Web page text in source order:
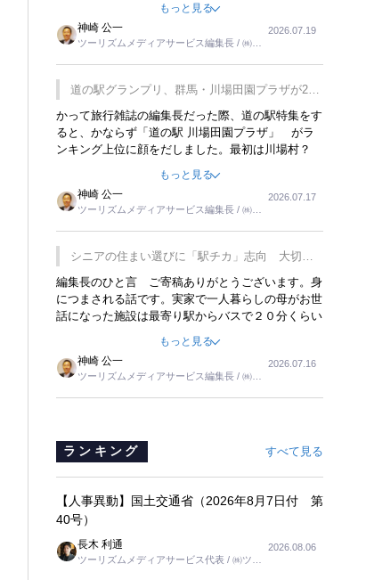
るなんてことは、冗談でもいえません。そんな中
で、この企画展はタイムリーですね。
もっと見る
神崎 公一
ツーリズムメディアサービス編集長 / ㈱ツ
2026.07.19
道の駅グランプリ、群馬・川場田園プラザが2連
覇
かって旅行雑誌の編集長だった際、道の駅特集をす
ると、かならず「道の駅 川場田園プラザ」 がラ
ンキング上位に顔をだしました。最初は川場村？
れ永井 彰一社長にインタビューしたら、興味深い
話が次々が飛び出しました。プレゼンも巧みで、今
でも思い出すことが２つあります。一つは、従業員
に東京ディズニーランドを見学させ、サービス業、
接客業の何かを理解してもらっていることです。
もう一つは1800円もするプレミアムヨーグルトを
販売するにあたり、社内に懸念もあったそうです。
永井社長は、駐車場に都内ナンバーの高級外車が停
まっていることに目をつけ、高級商品でも売れると
確信したそうです。今回の記事を懐かしく読みまし
もっと見る
神崎 公一
ツーリズムメディアサービス編集長 / ㈱ツ
2026.07.17
シニアの住まい選びに「駅チカ」志向 大切な
のは出かけたくなる暮らし
編集長のひと言 ご寄稿ありがとうございます。身
につまされる話です。実家で一人暮らしの母がお世
話になった施設は最寄り駅からバスで２０分くらい
りました。母の住まいから近いという理由で、その
施設を選択したのですが、私と妹にとっては、半日
仕事ででした。シニアの住まい選びは、当人だけで
はなく、世話をする家族の足の便も考えない外池な
もっと見る
神崎 公一
ツーリズムメディアサービス編集長 / ㈱ツ
2026.07.16
ランキング すべて見る
【人事異動】国土交通省（2026年8月7日付 第
40号）
長木 利通
ツーリズムメディアサービス代表 / ㈱ツー
2026.08.06